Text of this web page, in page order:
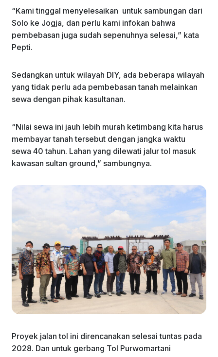
“Kami tinggal menyelesaikan untuk sambungan dari
Solo ke Jogja, dan perlu kami infokan bahwa
pembebasan juga sudah sepenuhnya selesai,” kata
Pepti.
Sedangkan untuk wilayah DIY, ada beberapa wilayah
yang tidak perlu ada pembebasan tanah melainkan
sewa dengan pihak kasultanan.
“Nilai sewa ini jauh lebih murah ketimbang kita harus
membayar tanah tersebut dengan jangka waktu
sewa 40 tahun. Lahan yang dilewati jalur tol masuk
kawasan sultan ground,” sambungnya.
Proyek jalan tol ini direncanakan selesai tuntas pada
2028. Dan untuk gerbang Tol Purwomartani